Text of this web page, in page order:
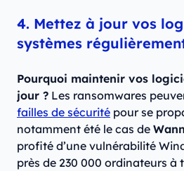
4. Mettez à jour vos
systèmes
Pourquoi maintenir vos
jour ? Les ransomwares
failles de sécurité pour se
notamment été le cas de
profité d’une vulnérabilité
près de 230 000 ordinateurs à